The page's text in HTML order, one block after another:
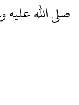
صلى الله عليه